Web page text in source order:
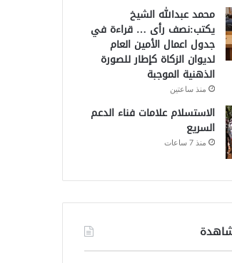
محمد عبدالله الشيخ
يكتب:نصف رأى … قراءة في
جدول اعمال الأمين العام
لديوان الزكاة كإطار للصورة
الذهنية الموجبة
منذ ساعتين
الاستسلام علامات فناء الدعم
السريع
منذ 7 ساعات